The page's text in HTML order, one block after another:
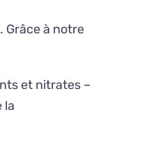
Grâce à notre
et nitrates –
la